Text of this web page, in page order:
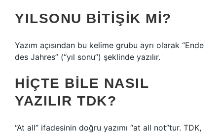
YILSONU BITIŞIK MI?
Yazım açısından bu kelime grubu ayrı olarak “Ende
des Jahres” (“yıl sonu”) şeklinde yazılır.
HIÇTE BILE NASIL
YAZILIR TDK?
“At all” ifadesinin doğru yazımı “at all not”tur. TDK,